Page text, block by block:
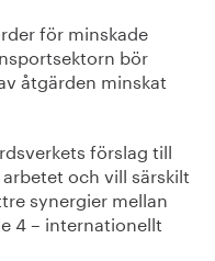
för minskade
bör
åtgärden minskat
förslag till
och vill särskilt
synergier mellan
4 – internationellt